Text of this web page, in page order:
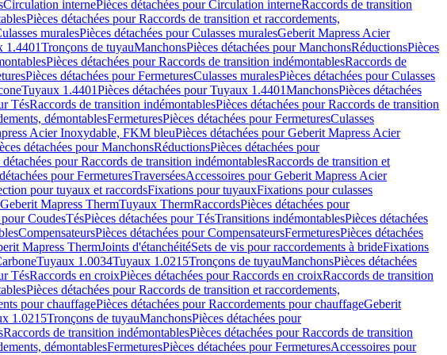
Circulation internePièces détachées pour Circulation interneRaccords de transition
Pièces détachées pour Raccords de transition et raccordements,
muralesPièces détachées pour Culasses muralesGeberit Mapress Acier
1.4401Tronçons de tuyauManchonsPièces détachées pour ManchonsRéductionsPièces
Pièces détachées pour Raccords de transition indémontablesRaccords de
Pièces détachées pour FermeturesCulasses muralesPièces détachées pour Culasses
Tuyaux 1.4401Pièces détachées pour Tuyaux 1.4401ManchonsPièces détachées
TésRaccords de transition indémontablesPièces détachées pour Raccords de transition
démontablesFermeturesPièces détachées pour FermeturesCulasses
Acier Inoxydable, FKM bleuPièces détachées pour Geberit Mapress Acier
détachées pour ManchonsRéductionsPièces détachées pour
détachées pour Raccords de transition indémontablesRaccords de transition et
pour FermeturesTraverséesAccessoires pour Geberit Mapress Acier
pour tuyaux et raccordsFixations pour tuyauxFixations pour culasses
Geberit Mapress ThermTuyaux ThermRaccordsPièces détachées pour
pour CoudesTésPièces détachées pour TésTransitions indémontablesPièces détachées
CompensateursPièces détachées pour CompensateursFermeturesPièces détachées
Mapress ThermJoints d'étanchéitéSets de vis pour raccordements à brideFixations
Tuyaux 1.0034Tuyaux 1.0215Tronçons de tuyauManchonsPièces détachées
TésRaccords en croixPièces détachées pour Raccords en croixRaccords de transition
Pièces détachées pour Raccords de transition et raccordements,
pour chauffagePièces détachées pour Raccordements pour chauffageGeberit
1.0215Tronçons de tuyauManchonsPièces détachées pour
Raccords de transition indémontablesPièces détachées pour Raccords de transition
démontablesFermeturesPièces détachées pour FermeturesAccessoires pour